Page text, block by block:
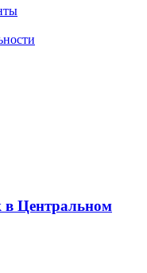
в Центральном